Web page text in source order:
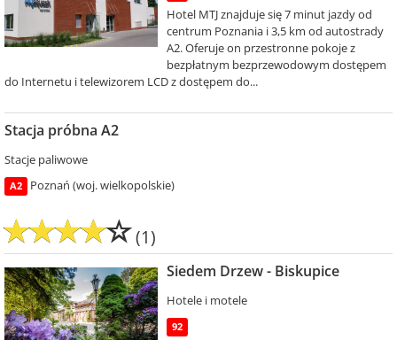
Hotel MTJ znajduje się 7 minut jazdy od
centrum Poznania i 3,5 km od autostrady
A2. Oferuje on przestronne pokoje z
bezpłatnym bezprzewodowym dostępem
do Internetu i telewizorem LCD z dostępem do...
Stacja próbna A2
Stacje paliwowe
A2 Poznań (woj. wielkopolskie)
(1)
Siedem Drzew - Biskupice
Hotele i motele
92